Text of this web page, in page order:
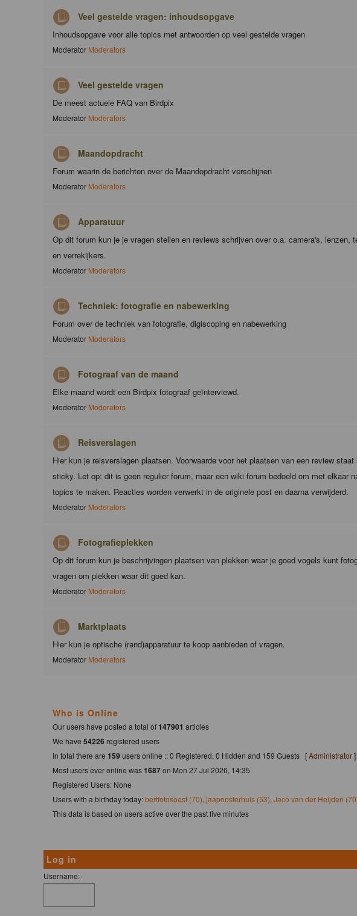
Veel gestelde vragen: inhoudsopgave
Inhoudsopgave voor alle topics met antwoorden op veel gestelde vragen
Moderator Moderators
Veel gestelde vragen
De meest actuele FAQ van Birdpix
Moderator Moderators
Maandopdracht
Forum waarin de berichten over de Maandopdracht verschijnen
Moderator Moderators
Apparatuur
Op dit forum kun je je vragen stellen en reviews schrijven over o.a. camera's, lenzen,
en verrekijkers.
Moderator Moderators
Techniek: fotografie en nabewerking
Forum over de techniek van fotografie, digiscoping en nabewerking
Moderator Moderators
Fotograaf van de maand
Elke maand wordt een Birdpix fotograaf geïnterviewd.
Moderator Moderators
Reisverslagen
Hier kun je reisverslagen plaatsen. Voorwaarde voor het plaatsen van een review staat
sticky. Let op: dit is geen regulier forum, maar een wiki forum bedoeld om met elkaar
topics te maken. Reacties worden verwerkt in de originele post en daarna verwijderd.
Moderator Moderators
Fotografieplekken
Op dit forum kun je beschrijvingen plaatsen van plekken waar je goed vogels kunt
vragen om plekken waar dit goed kan.
Moderator Moderators
Marktplaats
Hier kun je optische (rand)apparatuur te koop aanbieden of vragen.
Moderator Moderators
Who is Online
Our users have posted a total of147901 articles
We have 54226 registered users
In total there are 159 users online :: 0 Registered, 0 Hidden and 159 Guests [Administrator
Most users ever online was1687on Mon 27 Jul 2026, 14:35
Registered Users: None
Users with a birthday today:bertfotosoest (70), jaapoosterhuis (53), Jaco van der Heijden
This data is based on users active over the past five minutes
Log in
Username: